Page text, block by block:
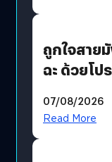
ถูกใจสาย
ฉะ ด้วยโป
มีภาษาไทย
07/08/2026
Read More